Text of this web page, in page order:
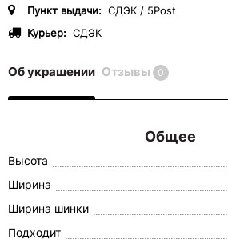
Пункт выдачи: СДЭК / 5Post
Курьер: СДЭК
Об украшении Отзывы 0
Общее
Высота
Ширина
Ширина шинки
Подходит